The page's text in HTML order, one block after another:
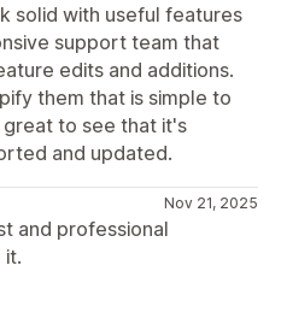
solid with useful features
support team that
edits and additions.
them that is simple to
to see that it's
and updated.
Nov 21, 2025
and professional
it.